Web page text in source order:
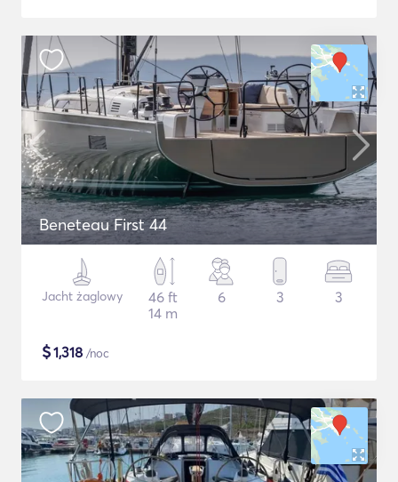
Beneteau First 44
Jacht żaglowy
46 ft
14 m
6 3 3
$1,318 /noc